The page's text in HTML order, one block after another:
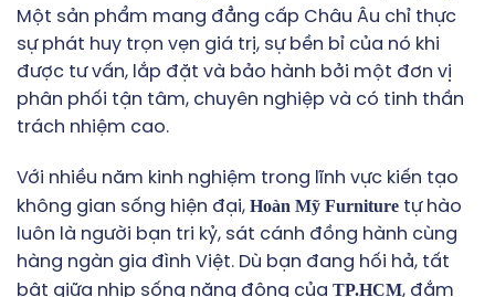
Một sản phẩm mang đẳng cấp Châu Âu chỉ thực
sự phát huy trọn vẹn giá trị, sự bền bỉ của nó khi
được tư vấn, lắp đặt và bảo hành bởi một đơn vị
phân phối tận tâm, chuyên nghiệp và có tinh thần
trách nhiệm cao.
Với nhiều năm kinh nghiệm trong lĩnh vực kiến tạo
không gian sống hiện đại, Hoàn Mỹ Furniture tự hào
luôn là người bạn tri kỷ, sát cánh đồng hành cùng
hàng ngàn gia đình Việt. Dù bạn đang hối hả, tất
bật giữa nhịp sống năng động của TP.HCM, đắm